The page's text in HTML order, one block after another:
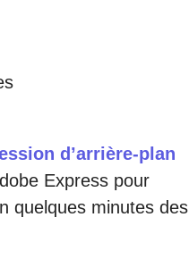
d’arrière-plan
Express pour
quelques minutes des